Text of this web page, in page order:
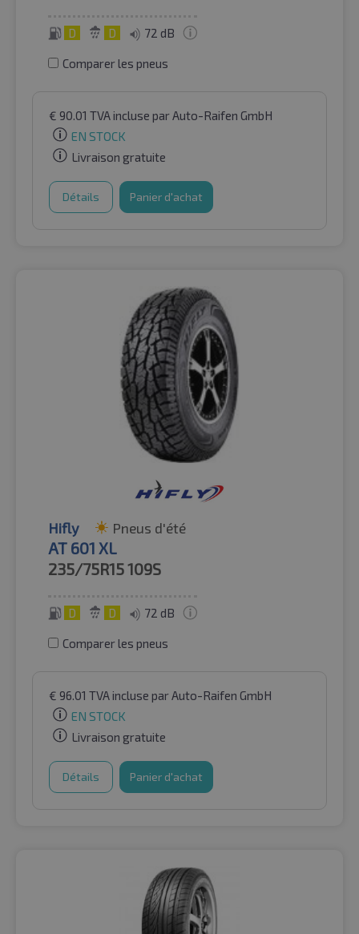
D D 72 dB
Comparer les pneus
€ 90.01 TVA incluse par Auto-Raifen GmbH
EN STOCK
Livraison gratuite
Détails Panier d'achat
Hifly Pneus d'été
AT 601 XL
235/75R15109S
D D 72 dB
Comparer les pneus
€ 96.01 TVA incluse par Auto-Raifen GmbH
EN STOCK
Livraison gratuite
Détails Panier d'achat